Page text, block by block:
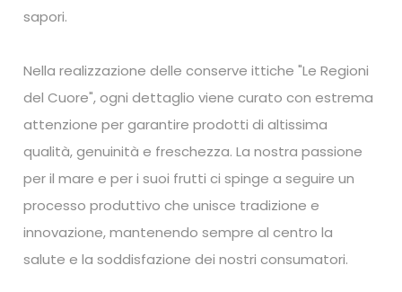
sapori.
Nella realizzazione delle conserve ittiche "Le Regioni
del Cuore", ogni dettaglio viene curato con estrema
attenzione per garantire prodotti di altissima
qualità, genuinità e freschezza. La nostra passione
per il mare e per i suoi frutti ci spinge a seguire un
processo produttivo che unisce tradizione e
innovazione, mantenendo sempre al centro la
salute e la soddisfazione dei nostri consumatori.